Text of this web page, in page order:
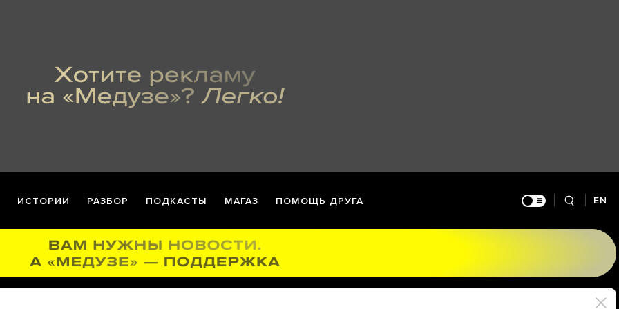
ИСТОРИИ РАЗБОР ПОДКАСТЫ МАГАЗ ПОМОЩЬ ДРУГА EN